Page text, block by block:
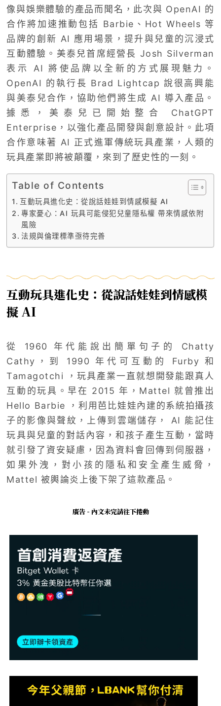
像與娛樂體驗的產品而聞名，此次與 OpenAI 的
合作將加速推動包括 Barbie、Hot Wheels 等
品牌的創新 AI 應用場景，提升與兒童的沉浸式
互動體驗。美泰兒首席經營長 Josh Silverman
表示 AI 將使品牌以全新的方式展現魅力。
OpenAI 的執行長 Brad Lightcap 說很高興能
與美泰兒合作，協助他們將生成 AI 導入產品。
據悉，美泰兒已開始整合 ChatGPT
Enterprise，以強化產品開發與創意設計。此項
合作意味著 AI 正式進軍傳統玩具產業，人類的
玩具產業即將被顛覆，來到了歷史性的一刻。
Table of Contents
互動玩具進化史：從說話娃娃到情感模擬 AI
專家憂心：AI 玩具可能侵犯兒童隱私權 帶來情感依附
風險
法規與倫理標準亟待完善
互動玩具進化史：從說話娃娃到情感模
擬 AI
從 1960 年代能說出簡單句子的 Chatty
Cathy，到 1990 年代可互動的 Furby 和
Tamagotchi ，玩具產業一直就想開發能跟真人
互動的玩具。早在 2015 年，Mattel 就曾推出
Hello Barbie ，利用芭比娃娃內建的系統拍攝孩
子的影像與聲紋，上傳到雲端儲存， AI 能記住
玩具與兒童的對話內容，和孩子產生互動，當時
就引發了資安疑慮，因為資料會回傳到伺服器，
如果外洩，對小孩的隱私和安全產生威脅，
Mattel 被輿論炎上後下架了這款產品。
廣告 - 內文未完請往下捲動